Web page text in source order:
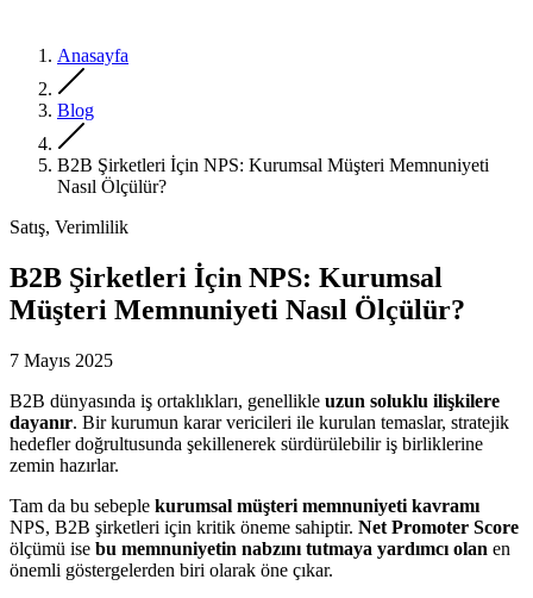
Anasayfa
Blog
B2B Şirketleri İçin NPS: Kurumsal Müşteri Memnuniyeti
Nasıl Ölçülür?
Satış, Verimlilik
B2B Şirketleri İçin NPS: Kurumsal
Müşteri Memnuniyeti Nasıl Ölçülür?
7 Mayıs 2025
B2B dünyasında iş ortaklıkları, genellikle uzun soluklu ilişkilere
dayanır. Bir kurumun karar vericileri ile kurulan temaslar, stratejik
hedefler doğrultusunda şekillenerek sürdürülebilir iş birliklerine
zemin hazırlar.
Tam da bu sebeple kurumsal müşteri memnuniyeti kavramı
NPS, B2B şirketleri için kritik öneme sahiptir. Net Promoter Score
ölçümü ise bu memnuniyetin nabzını tutmaya yardımcı olan en
önemli göstergelerden biri olarak öne çıkar.